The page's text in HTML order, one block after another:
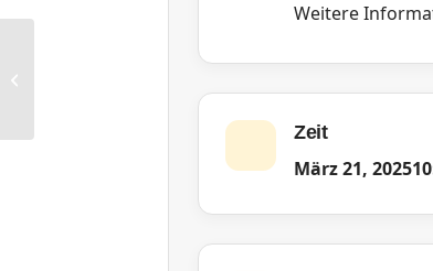
Weitere
Zeit
März 21, 2025